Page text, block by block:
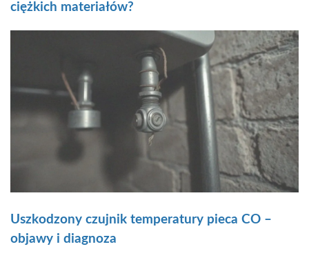
ciężkich materiałów?
Uszkodzony czujnik temperatury pieca CO –
objawy i diagnoza